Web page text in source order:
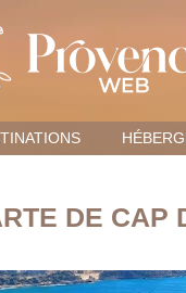
DE CAP